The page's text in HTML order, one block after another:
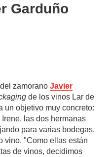
Garduño
zamoranoJavier
de los vinos Lar de
un objetivo muy concreto:
las dos hermanas
para varias bodegas,
vino. "Como ellas están
de vinos, decidimos